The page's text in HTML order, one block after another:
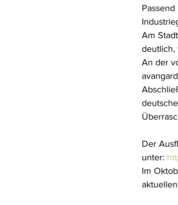
Am
deutlich,
An der
Der
unter:
Im